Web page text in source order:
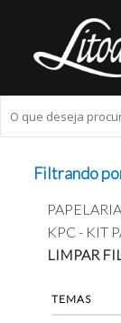
Filtrando
KPC - KIT
LIMPAR
TEMAS